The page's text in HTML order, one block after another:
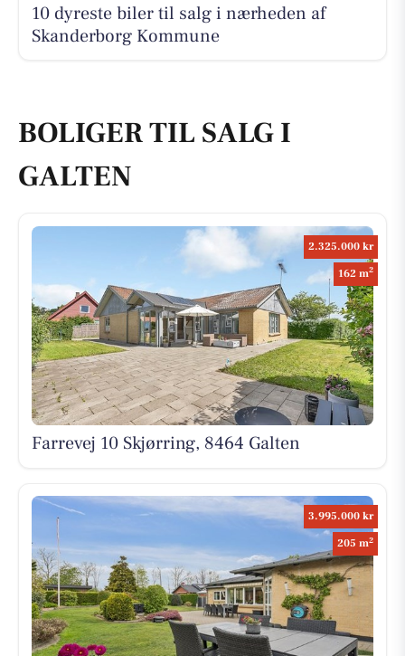
10 dyreste biler til salg i nærheden af
Skanderborg Kommune
BOLIGER TIL SALG I
GALTEN
2.325.000 kr
162 m2
Farrevej 10 Skjørring, 8464 Galten
3.995.000 kr
205 m2